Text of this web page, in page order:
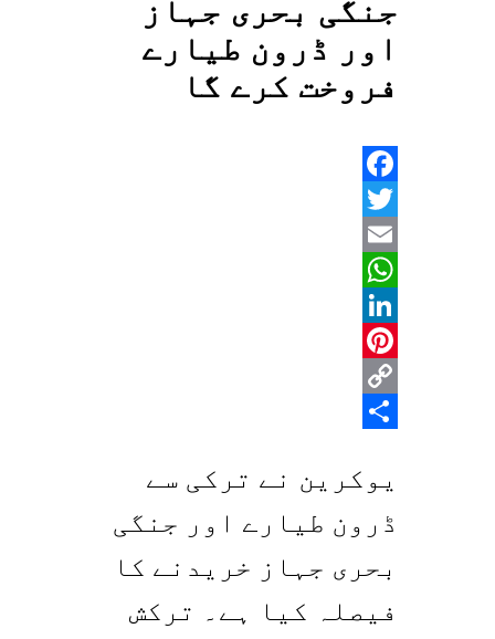
جنگی بحری جہاز
اور ڈرون طیارے
فروخت کرے گا
Facebook
Twitter
Email
WhatsApp
LinkedIn
Pinterest
Copy
یوکرین نے ترکی سے
ڈرون طیارے اور جنگی
بحری جہاز خریدنے کا
فیصلہ کیا ہے۔ ترکش